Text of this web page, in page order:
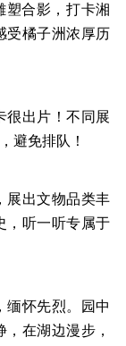
塑合影，打卡湘
受橘子洲浓厚历
很出片！不同展
避免排队！
展出文物品类丰
，听一听专属于
缅怀先烈。园中
在湖边漫步，